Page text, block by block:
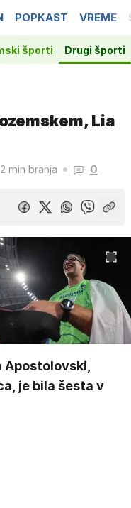
POPKAST VREME
športi Drugi športi
Lia
2 min branja 0
Apostolovski,
je bila šesta v